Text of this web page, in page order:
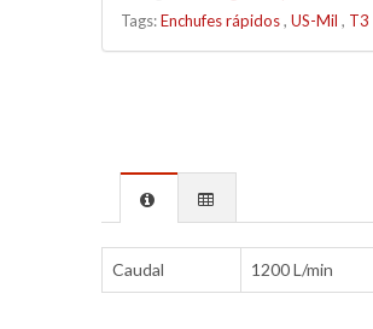
Tags:Enchufes rápidos, US-Mil , T3
Caudal 1200 L/min